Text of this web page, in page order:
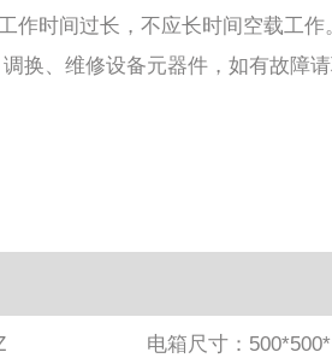
作时间过长，不应长时间空载工作
换、维修设备元器件，如有故障
电箱尺寸：